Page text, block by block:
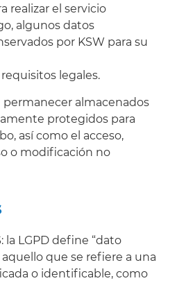
realizar el servicio
algunos datos
por KSW para su
legales.
almacenados
protegidos para
así como el acceso,
o modificación no
la LGPD define “dato
que se refiere a una
o identificable, como